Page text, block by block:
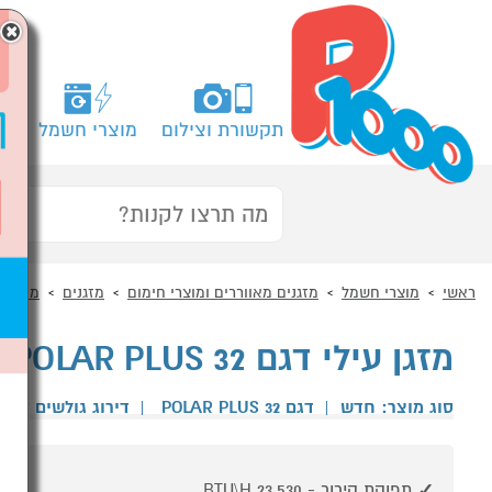
תקשורת וצילום מוצרי חשמל
ראשי מוצרי חשמל מזגנים מאווררים ומוצרי חימום מזגנים מזגן
מזגן עילי דגם AUFIT POLAR PLUS 32 לבן
סוג מוצר: חדש | דגם POLAR PLUS 32 | דירוג גולשים
×